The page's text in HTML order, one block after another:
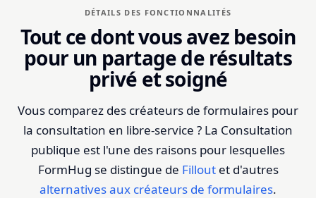
DÉTAILS DES FONCTIONNALITÉS
Tout ce dont vous avez besoin
pour un partage de résultats
privé et soigné
Vous comparez des créateurs de formulaires pour
la consultation en libre-service ? La Consultation
publique est l'une des raisons pour lesquelles
FormHug se distingue de Fillout et d'autres
alternatives aux créateurs de formulaires.